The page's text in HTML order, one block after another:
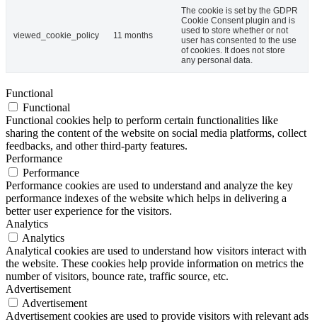
viewed_cookie_policy 11 months
The cookie is set by the GDPR
Cookie Consent plugin and is
used to store whether or not
user has consented to the use
of cookies. It does not store
any personal data.
Functional
Functional
Functional cookies help to perform certain functionalities like
sharing the content of the website on social media platforms, collect
feedbacks, and other third-party features.
Performance
Performance
Performance cookies are used to understand and analyze the key
performance indexes of the website which helps in delivering a
better user experience for the visitors.
Analytics
Analytics
Analytical cookies are used to understand how visitors interact with
the website. These cookies help provide information on metrics the
number of visitors, bounce rate, traffic source, etc.
Advertisement
Advertisement
Advertisement cookies are used to provide visitors with relevant ads